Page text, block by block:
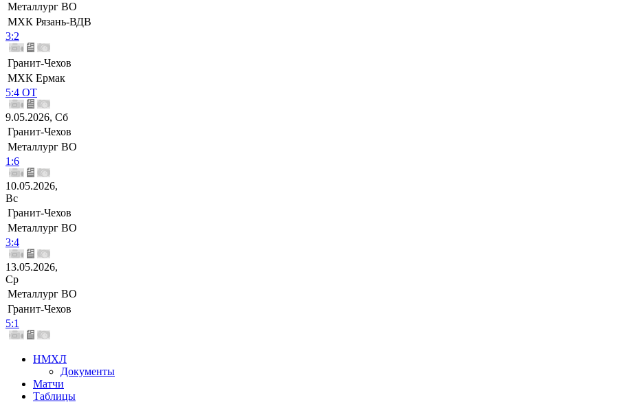
Металлург ВО
МХК Рязань-ВДВ
3:2
Гранит-Чехов
МХК Ермак
5:4 ОТ
9.05.2026, Сб
Гранит-Чехов
Металлург ВО
1:6
10.05.2026,
Вс
Гранит-Чехов
Металлург ВО
3:4
13.05.2026,
Ср
Металлург ВО
Гранит-Чехов
5:1
НМХЛ
Документы
Матчи
Таблицы